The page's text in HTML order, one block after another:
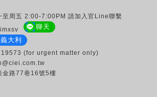
至周五 2:00-7:00PM 請加入官Line聯繫
聊天
大利
(for urgent matter only)
金路77巷16號5樓